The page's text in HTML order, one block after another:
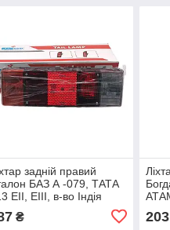
задній правий
БАЗ А -079, ТАТА
EII, EIII, в-во Індія
₴ 203